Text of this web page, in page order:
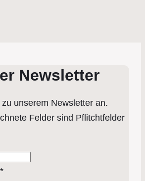
Newsletter
unserem Newsletter an.
Felder sind Pflitchtfelder